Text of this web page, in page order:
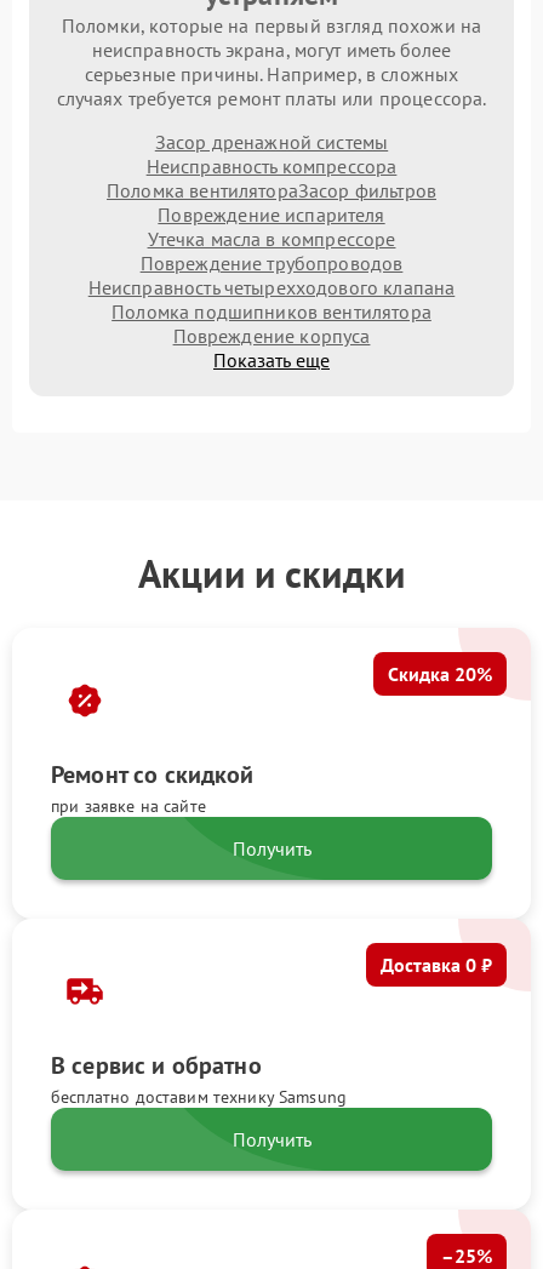
Поломки, которые на первый взгляд похожи на
неисправность экрана, могут иметь более
серьезные причины. Например, в сложных
случаях требуется ремонт платы или процессора.
Засор дренажной системы
Неисправность компрессора
Поломка вентилятораЗасор фильтров
Повреждение испарителя
Утечка масла в компрессоре
Повреждение трубопроводов
Неисправность четырехходового клапана
Поломка подшипников вентилятора
Повреждение корпуса
Показать еще
Акции и скидки
Ремонт со скидкой
при заявке на сайте
Скидка 20%
Получить
В сервис и обратно
бесплатно доставим технику Samsung
Доставка 0 ₽
Получить
–25%